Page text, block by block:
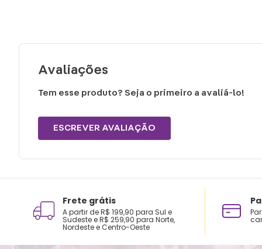
Avaliações
Tem esse produto? Seja o primeiro a avaliá-lo!
ESCREVER AVALIAÇÃO
Frete grátis
A partir de R$ 199,90 para Sul e
Sudeste e R$ 259,90 para Norte,
Nordeste e Centro-Oeste